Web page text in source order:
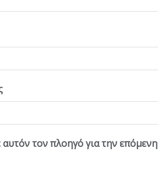
τον πλοηγό για την επόμενη